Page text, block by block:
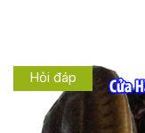
Hỏi đáp